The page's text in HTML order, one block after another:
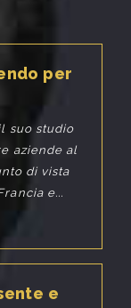
per
suo studio
aziende al
di vista
e...
e